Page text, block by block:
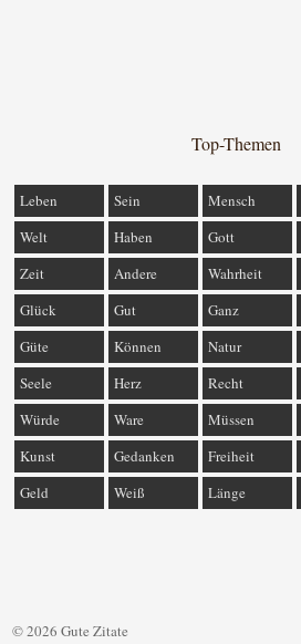
Top-Themen
Leben Sein Mensch
Welt
Haben Gott
Zeit
Andere Wahrheit
Glück
Gut Ganz
Güte
Können Natur
Seele
Herz Recht
Würde
Ware Müssen
Kunst
Gedanken Freiheit
Geld
Weiß Länge
© 2026 Gute Zitate